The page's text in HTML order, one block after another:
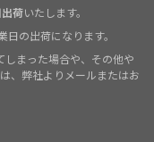
出荷いたします。
の出荷になります。
しまった場合や、その他や
、弊社よりメールまたはお